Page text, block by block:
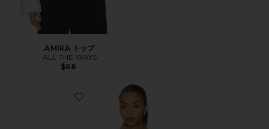
AMIKA トップ
ALL THE WAYS
$68
Favorite ジャケット